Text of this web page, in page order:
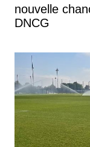
nouvelle
DNCG